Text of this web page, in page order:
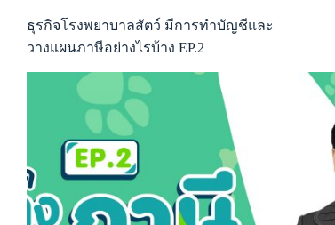
ธุรกิจโรงพยาบาลสัตว์ มีการทำบัญชีและ
วางแผนภาษีอย่างไรบ้าง EP.2